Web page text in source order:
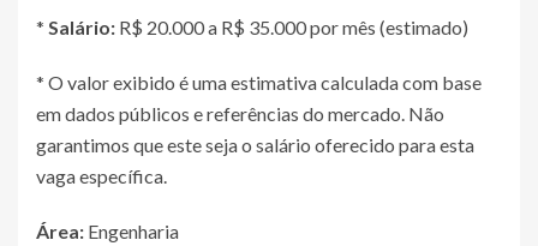
* Salário: R$ 20.000 a R$ 35.000 por mês (estimado)
* O valor exibido é uma estimativa calculada com base
em dados públicos e referências do mercado. Não
garantimos que este seja o salário oferecido para esta
vaga específica.
Área: Engenharia